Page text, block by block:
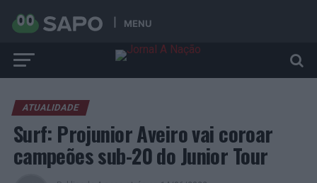
MENU
ATUALIDADE
Surf: Projunior Aveiro vai coroar
campeões sub-20 do Junior Tour